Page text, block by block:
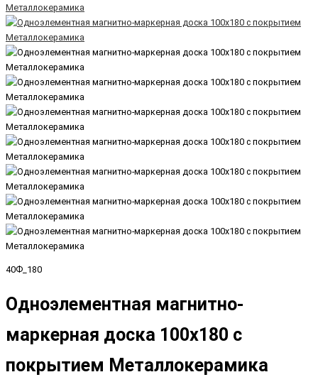
40Ф_180
Одноэлементная магнитно-
маркерная доска 100х180 с
покрытием Металлокерамика